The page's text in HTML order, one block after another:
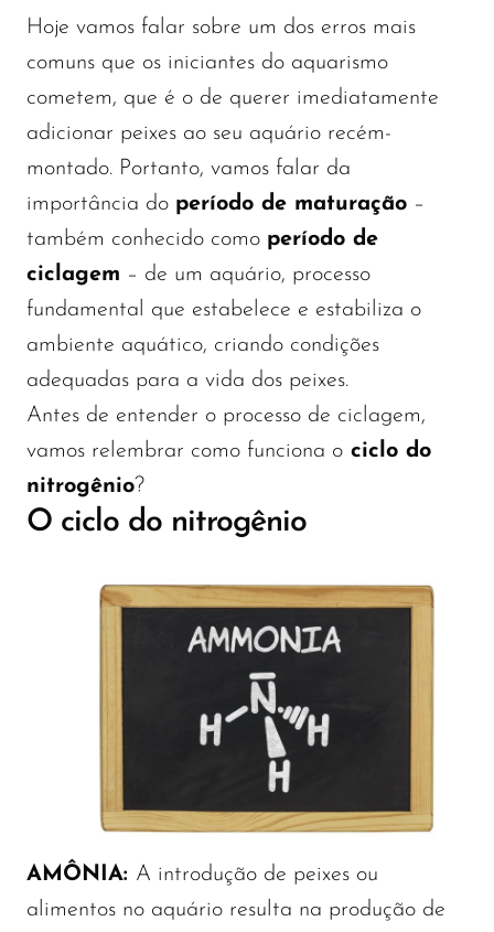
Hoje vamos falar sobre um dos erros mais
comuns que os iniciantes do aquarismo
cometem, que é o de querer imediatamente
adicionar peixes ao seu aquário recém-
montado. Portanto, vamos falar da
importância do período de maturação –
também conhecido como período de
ciclagem – de um aquário, processo
fundamental que estabelece e estabiliza o
ambiente aquático, criando condições
adequadas para a vida dos peixes.
Antes de entender o processo de ciclagem,
vamos relembrar como funciona o ciclo do
nitrogênio?
O ciclo do nitrogênio
AMÔNIA: A introdução de peixes ou
alimentos no aquário resulta na produção de